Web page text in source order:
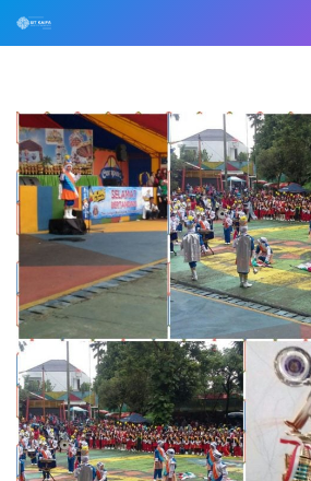
konten